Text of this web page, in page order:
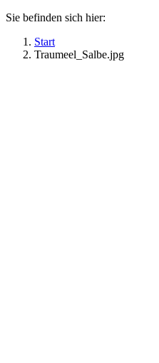
Sie befinden sich hier:
Start
Traumeel_Salbe.jpg